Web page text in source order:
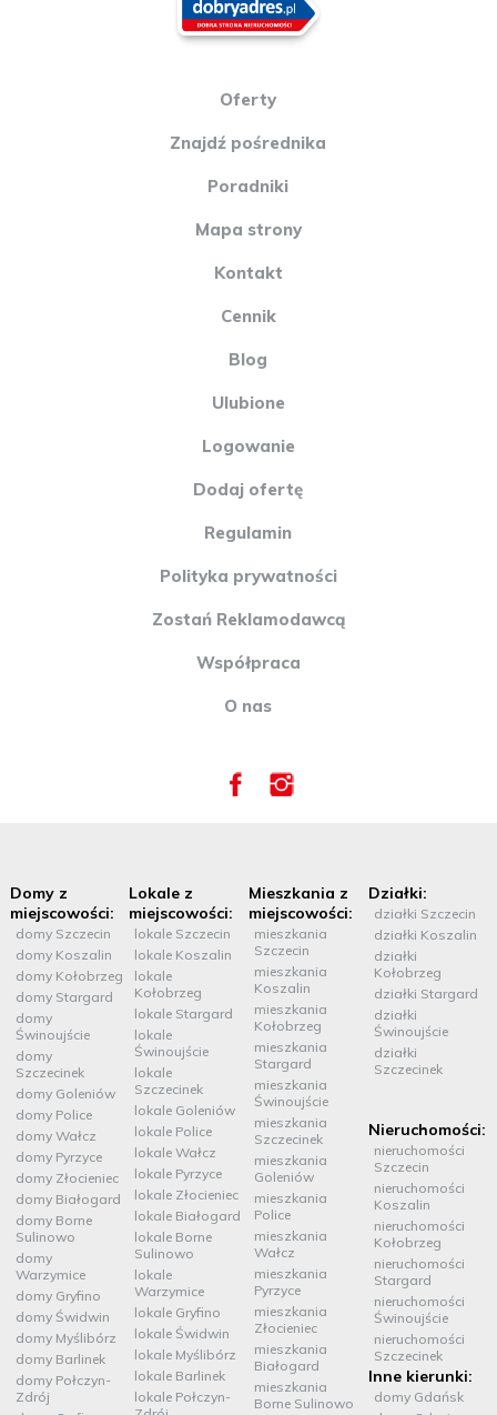
Oferty
Znajdź pośrednika
Poradniki
Mapa strony
Kontakt
Cennik
Blog
Ulubione
Logowanie
Dodaj ofertę
Regulamin
Polityka prywatności
Zostań Reklamodawcą
Współpraca
O nas
Domy z
miejscowości:
domy Szczecin
domy Koszalin
domy Kołobrzeg
domy Stargard
domy
Świnoujście
domy
Szczecinek
domy Goleniów
domy Police
domy Wałcz
domy Pyrzyce
domy Złocieniec
domy Białogard
domy Borne
Sulinowo
domy
Warzymice
domy Gryfino
domy Świdwin
domy Myślibórz
domy Barlinek
domy Połczyn-
Zdrój
Lokale z
miejscowości:
lokale Szczecin
lokale Koszalin
lokale
Kołobrzeg
lokale Stargard
lokale
Świnoujście
lokale
Szczecinek
lokale Goleniów
lokale Police
lokale Wałcz
lokale Pyrzyce
lokale Złocieniec
lokale Białogard
lokale Borne
Sulinowo
lokale
Warzymice
lokale Gryfino
lokale Świdwin
lokale Myślibórz
lokale Barlinek
lokale Połczyn-
Mieszkania z
miejscowości:
mieszkania
Szczecin
mieszkania
Koszalin
mieszkania
Kołobrzeg
mieszkania
Stargard
mieszkania
Świnoujście
mieszkania
Szczecinek
mieszkania
Goleniów
mieszkania
Police
mieszkania
Wałcz
mieszkania
Pyrzyce
mieszkania
Złocieniec
mieszkania
Białogard
mieszkania
Borne Sulinowo
Działki:
działki Szczecin
działki Koszalin
działki
Kołobrzeg
działki Stargard
działki
Świnoujście
działki
Szczecinek
Nieruchomości:
nieruchomości
Szczecin
nieruchomości
Koszalin
nieruchomości
Kołobrzeg
nieruchomości
Stargard
nieruchomości
Świnoujście
nieruchomości
Szczecinek
Inne kierunki:
domy Gdańsk